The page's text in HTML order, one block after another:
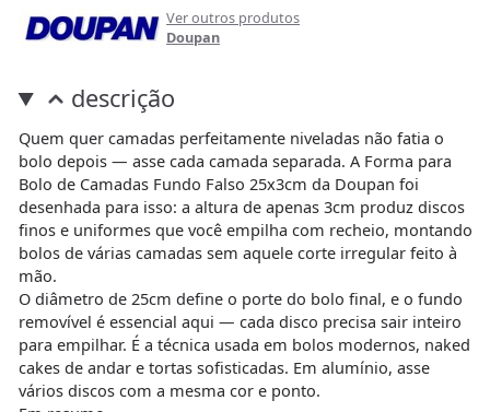
Ver outros produtos
Doupan
descrição
Quem quer camadas perfeitamente niveladas não fatia o
bolo depois — asse cada camada separada. A Forma para
Bolo de Camadas Fundo Falso 25x3cm da Doupan foi
desenhada para isso: a altura de apenas 3cm produz discos
finos e uniformes que você empilha com recheio, montando
bolos de várias camadas sem aquele corte irregular feito à
mão.
O diâmetro de 25cm define o porte do bolo final, e o fundo
removível é essencial aqui — cada disco precisa sair inteiro
para empilhar. É a técnica usada em bolos modernos, naked
cakes de andar e tortas sofisticadas. Em alumínio, asse
vários discos com a mesma cor e ponto.